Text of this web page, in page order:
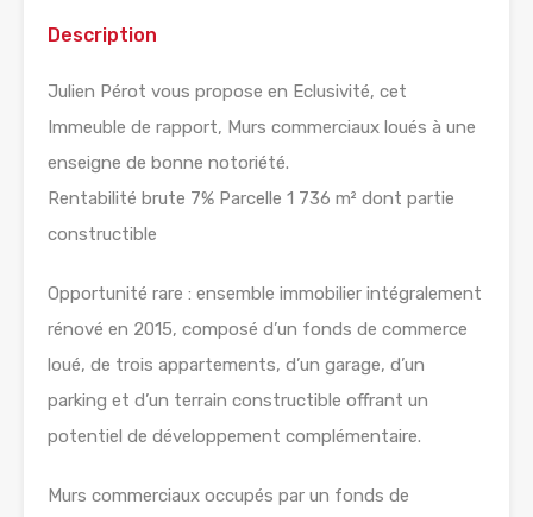
Description
Julien Pérot vous propose en Eclusivité, cet
Immeuble de rapport, Murs commerciaux loués à une
enseigne de bonne notoriété.
Rentabilité brute 7% Parcelle 1 736 m² dont partie
constructible
Opportunité rare : ensemble immobilier intégralement
rénové en 2015, composé d’un fonds de commerce
loué, de trois appartements, d’un garage, d’un
parking et d’un terrain constructible offrant un
potentiel de développement complémentaire.
Murs commerciaux occupés par un fonds de